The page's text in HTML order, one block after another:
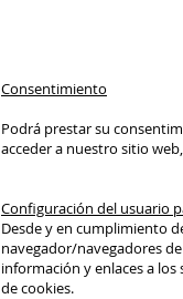
Consentimiento
Podrá prestar su
acceder a nuestro sitio
Configuración del usuario
Desde y en cumplimiento
navegador/navegadores
información y enlaces a
de cookies.